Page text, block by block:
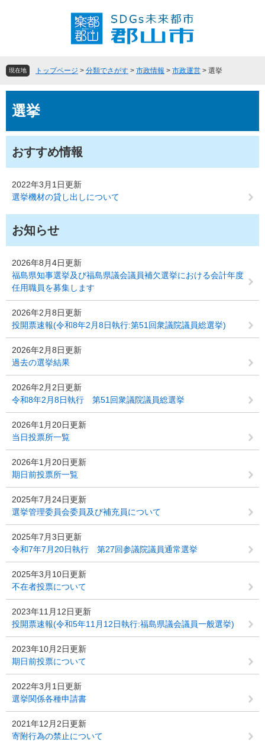
頭
す
飛
し
文
現在地 トップページ > 分類でさがす > 市政情報 > 市政運営 > 選挙
文選挙
おすすめ情報
2022年3月1日更新
選挙機材の貸し出しについて
お知らせ
2026年8月4日更新
福島県知事選挙及び福島県議会議員補欠選挙における会計年度
任用職員を募集します
2026年2月8日更新
投開票速報(令和8年2月8日執行:第51回衆議院議員総選挙)
2026年2月8日更新
過去の選挙結果
2026年2月2日更新
令和8年2月8日執行 第51回衆議院議員総選挙
2026年1月20日更新
当日投票所一覧
2026年1月20日更新
期日前投票所一覧
2025年7月24日更新
選挙管理委員会委員及び補充員について
2025年7月3日更新
令和7年7月20日執行 第27回参議院議員通常選挙
2025年3月10日更新
不在者投票について
2023年11月12日更新
投開票速報(令和5年11月12日執行:福島県議会議員一般選挙)
2023年10月2日更新
期日前投票について
2022年3月1日更新
選挙関係各種申請書
2021年12月2日更新
寄附行為の禁止について